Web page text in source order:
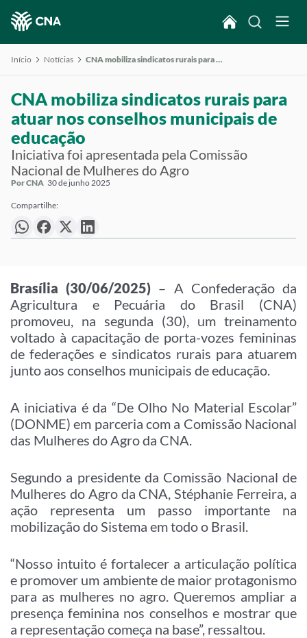
Início Notícias CNA mobiliza sindicatos rurais para atuar nos conselhos municipais de educação
CNA mobiliza sindicatos rurais para
atuar nos conselhos municipais de
educação
Iniciativa foi apresentada pela Comissão
Nacional de Mulheres do Agro
Por CNA 30 de junho 2025
Compartilhe:
Brasília (30/06/2025) – A Confederação da
Agricultura e Pecuária do Brasil (CNA)
promoveu, na segunda (30), um treinamento
voltado à capacitação de porta-vozes femininas
de federações e sindicatos rurais para atuarem
junto aos conselhos municipais de educação.
A iniciativa é da “De Olho No Material Escolar”
(DONME) em parceria com a Comissão Nacional
das Mulheres do Agro da CNA.
Segundo a presidente da Comissão Nacional de
Mulheres do Agro da CNA, Stéphanie Ferreira, a
ação representa um passo importante na
mobilização do Sistema em todo o Brasil.
“Nosso intuito é fortalecer a articulação política
e promover um ambiente de maior protagonismo
para as mulheres no agro. Queremos ampliar a
presença feminina nos conselhos e mostrar que
a representação começa na base”, ressaltou.